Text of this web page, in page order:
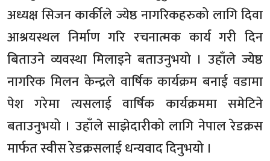
अध्यक्ष सिजन कार्कीले ज्येष्ठ नागरिकहरुको लागि दिवा
आश्रयस्थल निर्माण गरि रचनात्मक कार्य गरी दिन
बिताउने व्यवस्था मिलाइने बताउनुभयो । उहाँले ज्येष्ठ
नागरिक मिलन केन्द्रले वार्षिक कार्यक्रम बनाई वडामा
पेश गरेमा त्यसलाई वार्षिक कार्यक्रममा समेटिने
बताउनुभयो । उहाँले साझेदारीको लागि नेपाल रेडक्रस
मार्फत स्वीस रेडक्रसलाई धन्यवाद दिनुभयो ।